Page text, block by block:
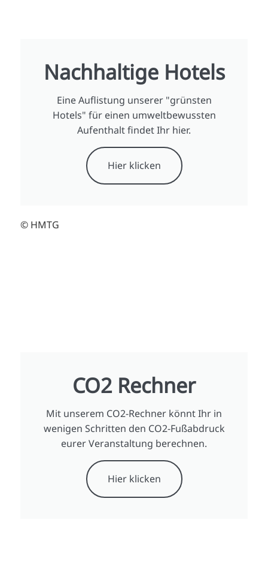
Nachhaltige Hotels
Eine Auflistung unserer "grünsten
Hotels" für einen umweltbewussten
Aufenthalt findet Ihr hier.
Hier klicken
© HMTG
CO2 Rechner
Mit unserem CO2-Rechner könnt Ihr in
wenigen Schritten den CO2-Fußabdruck
eurer Veranstaltung berechnen.
Hier klicken